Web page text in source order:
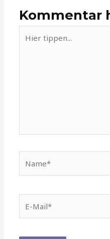
Kommentar
tippen...
Mail*